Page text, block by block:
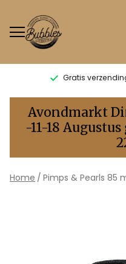
Gratis
Pimps
Pearls
85
Avondmarkt
-11-18
Home Pimps & Pearls 85